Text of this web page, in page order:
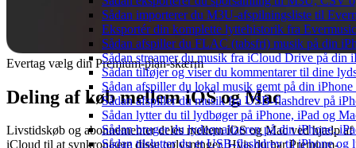
Sådan importerer du M3U-afspilningsliste til
Eksportér din komplette lyttehistorik fra
Sådan afspiller du FLAC (tabsfri) musik på din
Sådan streamer du musik fra iCloud Drive på din
Sådan tilføjer og viser du kommentarer til dine
Sådan afspiller du lokal musik gemt på din
Sådan afspiller du musik fra USB-flashdrev på
Sådan lytter du til lydbøger på iPhone, iPad og
Sådan bruger du lydequalizeren på din iPhone,
Sådan tilslutter du et USB-flashdrev til iPhone
Evertag vælg din Premium-plan-skærm
Deling af køb mellem iOS og Mac
Livstidskøb og abonnementer deles mellem iOS og Mac ved hjælp af
iCloud til at synkronisere disse oplysninger. Hvis du har Premium-